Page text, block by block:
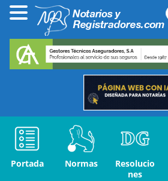
Portada Normas
Resolucio
nes